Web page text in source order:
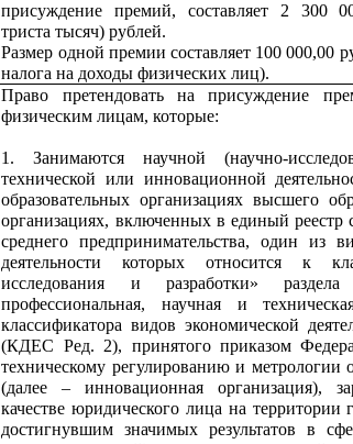
присуждение премий, составляет 2 300
триста тысяч) рублей.
Размер одной премии составляет 100 000,00
налога на доходы физических лиц).
Право претендовать на присуждение
физическим лицам, которые:
1. Занимаются научной (научно-
технической или инновационной
образовательных организациях высшего
организациях, включенных в единый реестр
среднего предпринимательства, один из
деятельности которых относится к
исследования и разработки»
профессиональная, научная и
классификатора видов экономической
(КДЕС Ред. 2), принятого приказом
техническому регулированию и метрологии
(далее – инновационная организация),
качестве юридического лица на территории
достигнувшим значимых результатов в